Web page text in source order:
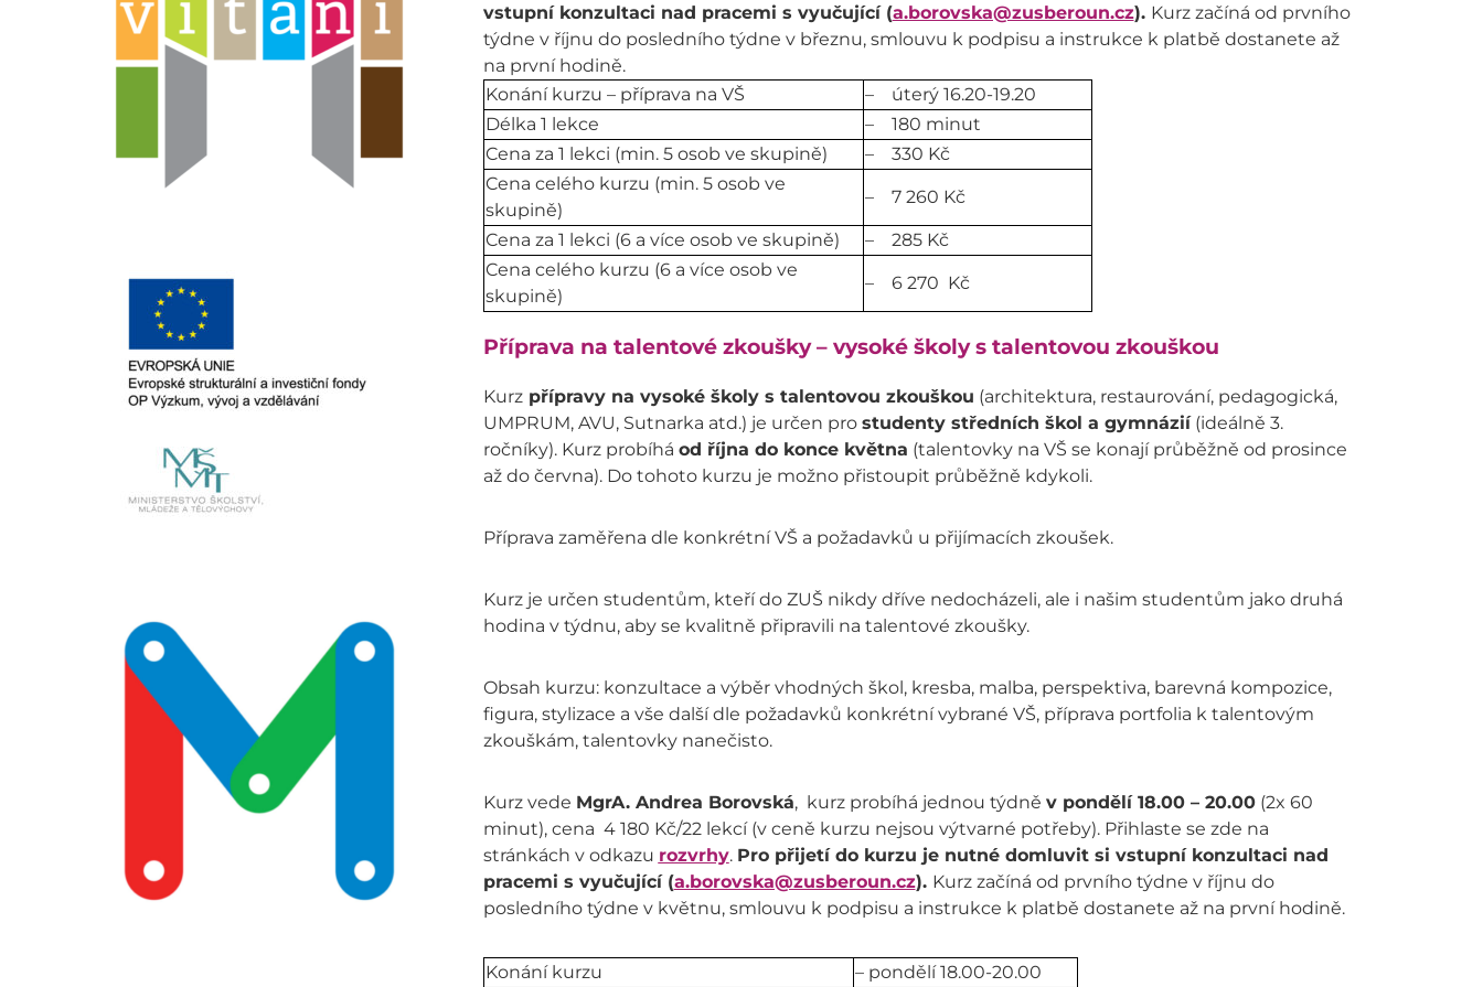
vstupní konzultaci nad pracemi s vyučující (a.borovska@zusberoun.cz). Kurz začíná od prvního
týdne v říjnu do posledního týdne v březnu, smlouvu k podpisu a instrukce k platbě dostanete až
na první hodině.
Konání kurzu – příprava na VŠ
– úterý 16.20-19.20
Délka 1 lekce
– 180 minut
Cena za 1 lekci (min. 5 osob ve skupině)
– 330 Kč
Cena celého kurzu (min. 5 osob ve
skupině)
– 7 260 Kč
Cena za 1 lekci (6 a více osob ve skupině)
– 285 Kč
Cena celého kurzu (6 a více osob ve
skupině)
– 6 270 Kč
Příprava na talentové zkoušky – vysoké školy s talentovou zkouškou
Kurzpřípravy na vysoké školy s talentovou zkouškou (architektura, restaurování, pedagogická,
UMPRUM, AVU, Sutnarka atd.) je určen pro studenty středních škol a gymnázií(ideálně 3.
ročníky). Kurz probíhá od října do konce května (talentovky na VŠ se konají průběžně od prosince
až do června). Do tohoto kurzu je možno přistoupit průběžně kdykoli.
Příprava zaměřena dle konkrétní VŠ a požadavků u přijímacích zkoušek.
Kurz je určen studentům, kteří do ZUŠ nikdy dříve nedocházeli, ale i našim studentům jako druhá
hodina v týdnu, aby se kvalitně připravili na talentové zkoušky.
Obsah kurzu: konzultace a výběr vhodných škol, kresba, malba, perspektiva, barevná kompozice,
figura, stylizace a vše další dle požadavků konkrétní vybrané VŠ, příprava portfolia k talentovým
zkouškám, talentovky nanečisto.
Kurz vede MgrA. Andrea Borovská, kurz probíhá jednou týdně v pondělí 18.00 – 20.00(2x 60
minut), cena 4 180 Kč/22 lekcí (v ceně kurzu nejsou výtvarné potřeby). Přihlaste se zde na
stránkách v odkazu rozvrhy. Pro přijetí do kurzu je nutné domluvit si vstupní konzultaci nad
pracemi s vyučující (a.borovska@zusberoun.cz). Kurz začíná od prvního týdne v říjnu do
posledního týdne v květnu, smlouvu k podpisu a instrukce k platbě dostanete až na první hodině.
Konání kurzu
– pondělí 18.00-20.00